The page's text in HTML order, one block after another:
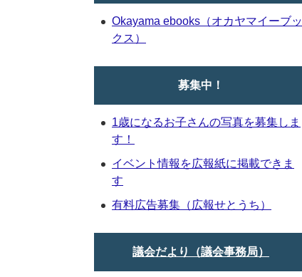
Okayama ebooks（オカヤマイーブッ
クス）
募集中！
1歳になるお子さんの写真を募集しま
す！
イベント情報を広報紙に掲載できま
す
有料広告募集（広報せとうち）
議会だより（議会事務局）